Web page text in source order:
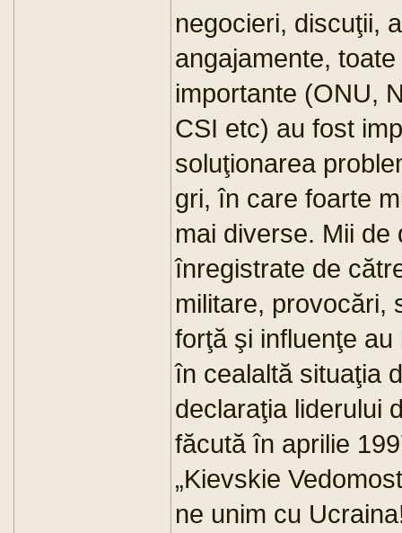
negocieri, discuţii,
angajamente,
importante (ONU,
CSI etc) au fost
soluţionarea
gri, în care foarte
mai diverse. Mii
înregistrate de
militare, provocări,
forţă şi influenţe
în cealaltă situaţia
declaraţia liderului
făcută în aprilie
„Kievskie
ne unim cu